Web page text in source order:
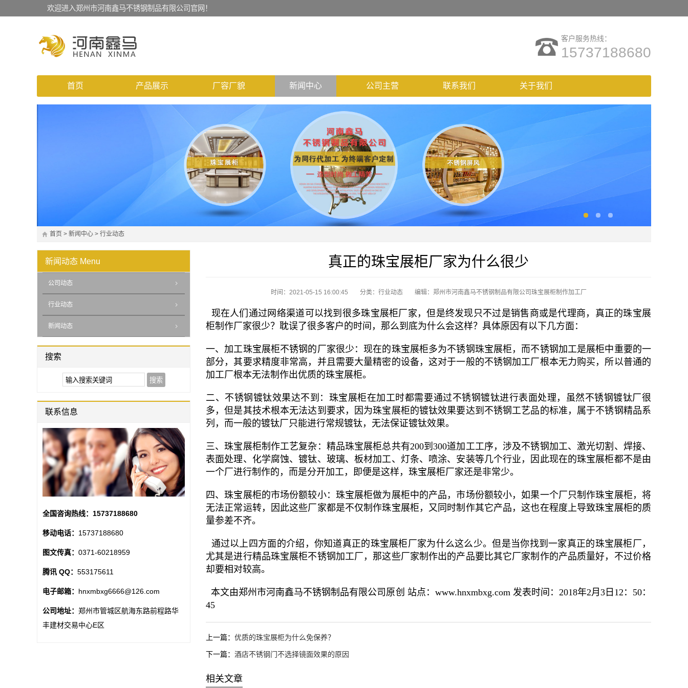
欢迎进入郑州市河南鑫马不锈钢制品有限公司官网！
客户服务热线：
15737188680
首页 产品展示 厂容厂貌 新闻中心 公司主营 联系我们 关于我们
首页 > 新闻中心 > 行业动态
真正的珠宝展柜厂家为什么很少
时间：2021-05-15 16:00:45 分类： 行业动态 编辑：郑州市河南鑫马不锈钢制品有限公司珠宝展柜制作加工厂
现在人们通过网络渠道可以找到很多珠宝展柜厂家，但是终发现只不过是销售商或是代理商，真正的珠宝展
柜制作厂家很少？耽误了很多客户的时间，那么到底为什么会这样？具体原因有以下几方面：
一、加工珠宝展柜不锈钢的厂家很少：现在的珠宝展柜多为不锈钢珠宝展柜，而不锈钢加工是展柜中重要的一
部分，其要求精度非常高，并且需要大量精密的设备，这对于一般的不锈钢加工厂根本无力购买，所以普通的
加工厂根本无法制作出优质的珠宝展柜。
二、不锈钢镀钛效果达不到：珠宝展柜在加工时都需要通过不锈钢镀钛进行表面处理，虽然不锈钢镀钛厂很
多，但是其技术根本无法达到要求，因为珠宝展柜的镀钛效果要达到不锈钢工艺品的标准，属于不锈钢精品系
列，而一般的镀钛厂只能进行常规镀钛，无法保证镀钛效果。
三、珠宝展柜制作工艺复杂：精品珠宝展柜总共有200到300道加工工序，涉及不锈钢加工、激光切割、焊接、
表面处理、化学腐蚀、镀钛、玻璃、板材加工、灯条、喷涂、安装等几个行业，因此现在的珠宝展柜都不是由
一个厂进行制作的，而是分开加工，即便是这样，珠宝展柜厂家还是非常少。
四、珠宝展柜的市场份额较小：珠宝展柜做为展柜中的产品，市场份额较小，如果一个厂只制作珠宝展柜，将
无法正常运转，因此这些厂家都是不仅制作珠宝展柜，又同时制作其它产品，这也在程度上导致珠宝展柜的质
量参差不齐。
通过以上四方面的介绍，你知道真正的珠宝展柜厂家为什么这么少。但是当你找到一家真正的珠宝展柜厂，
尤其是进行精品珠宝展柜不锈钢加工厂，那这些厂家制作出的产品要比其它厂家制作的产品质量好，不过价格
却要相对较高。
本文由郑州市河南鑫马不锈钢制品有限公司原创 站点：www.hnxmbxg.com 发表时间：2018年2月3日12：50：
45
上一篇： 优质的珠宝展柜为什么免保养？
下一篇： 酒店不锈钢门不选择镜面效果的原因
相关文章
新闻动态 Menu
公司动态
行业动态
新闻动态
搜索
联系信息
全国咨询热线： 15737188680
移动电话： 15737188680
图文传真： 0371-60218959
腾讯 QQ： 553175611
电子邮箱： hnxmbxg6666@126.com
公司地址： 郑州市管城区航海东路前程路华
丰建材交易中心E区